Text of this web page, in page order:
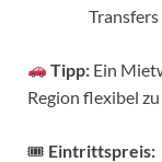
Transfers
Tipp: Ein
Region flexibel
🎟 Eintrittspreis: